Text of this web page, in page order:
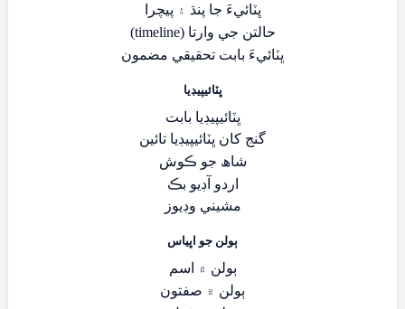
ڀٽائيءَ جا پنڌ ۽ پيچرا
حالتن جي وارتا (timeline)
ڀٽائيءَ بابت تحقيقي مضمون
ڀٽائيپيڊيا
ڀٽائيپيڊيا بابت
گنج کان ڀٽائيپيڊيا تائين
شاھ جو ڪوش
اردو آڊيو بڪ
مشيني وڊيوز
ٻولن جو اڀياس
ٻولن ۾ اسم
ٻولن ۾ صفتون